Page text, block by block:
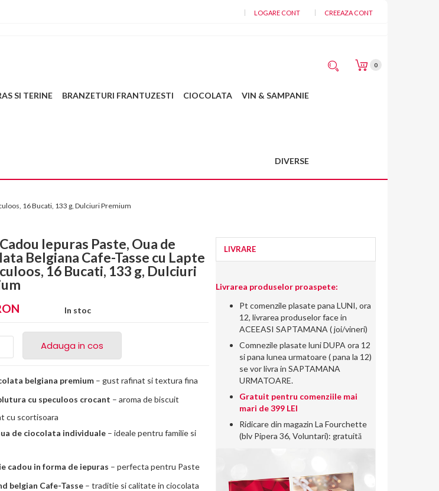
LOGARE CONT CREEAZA CONT
0
SI TERINE BRANZETURI FRANTUZESTI CIOCOLATA VIN & SAMPANIE
DIVERSE
16 Bucati, 133 g, Dulciuri Premium
Iepuras Paste, Oua de
Belgiana Cafe-Tasse cu Lapte
16 Bucati, 133 g, Dulciuri
In stoc
Adauga in cos
belgiana premium – gust rafinat si textura fina
cu speculoos crocant – aroma de biscuit
cu scortisoara
de ciocolata individuale – ideale pentru familie si
cadou in forma de iepuras – perfecta pentru Paste
belgian Cafe-Tasse – traditie si calitate in ciocolata
LIVRARE
Livrarea produselor proaspete:
Pt comenzile plasate pana LUNI, ora
12, livrarea produselor face in
ACEEASI SAPTAMANA ( joi/vineri)
Comnezile plasate luni DUPA ora 12
si pana lunea urmatoare ( pana la 12)
se vor livra in SAPTAMANA
URMATOARE.
Gratuit pentru comenziile mai
mari de 399 LEI
Ridicare din magazin La Fourchette
(blv Pipera 36, Voluntari): gratuită